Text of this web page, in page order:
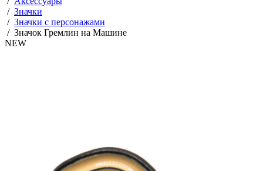
/ Значки
/ Значки с персонажами
/ Значок Гремлин на Машине
NEW